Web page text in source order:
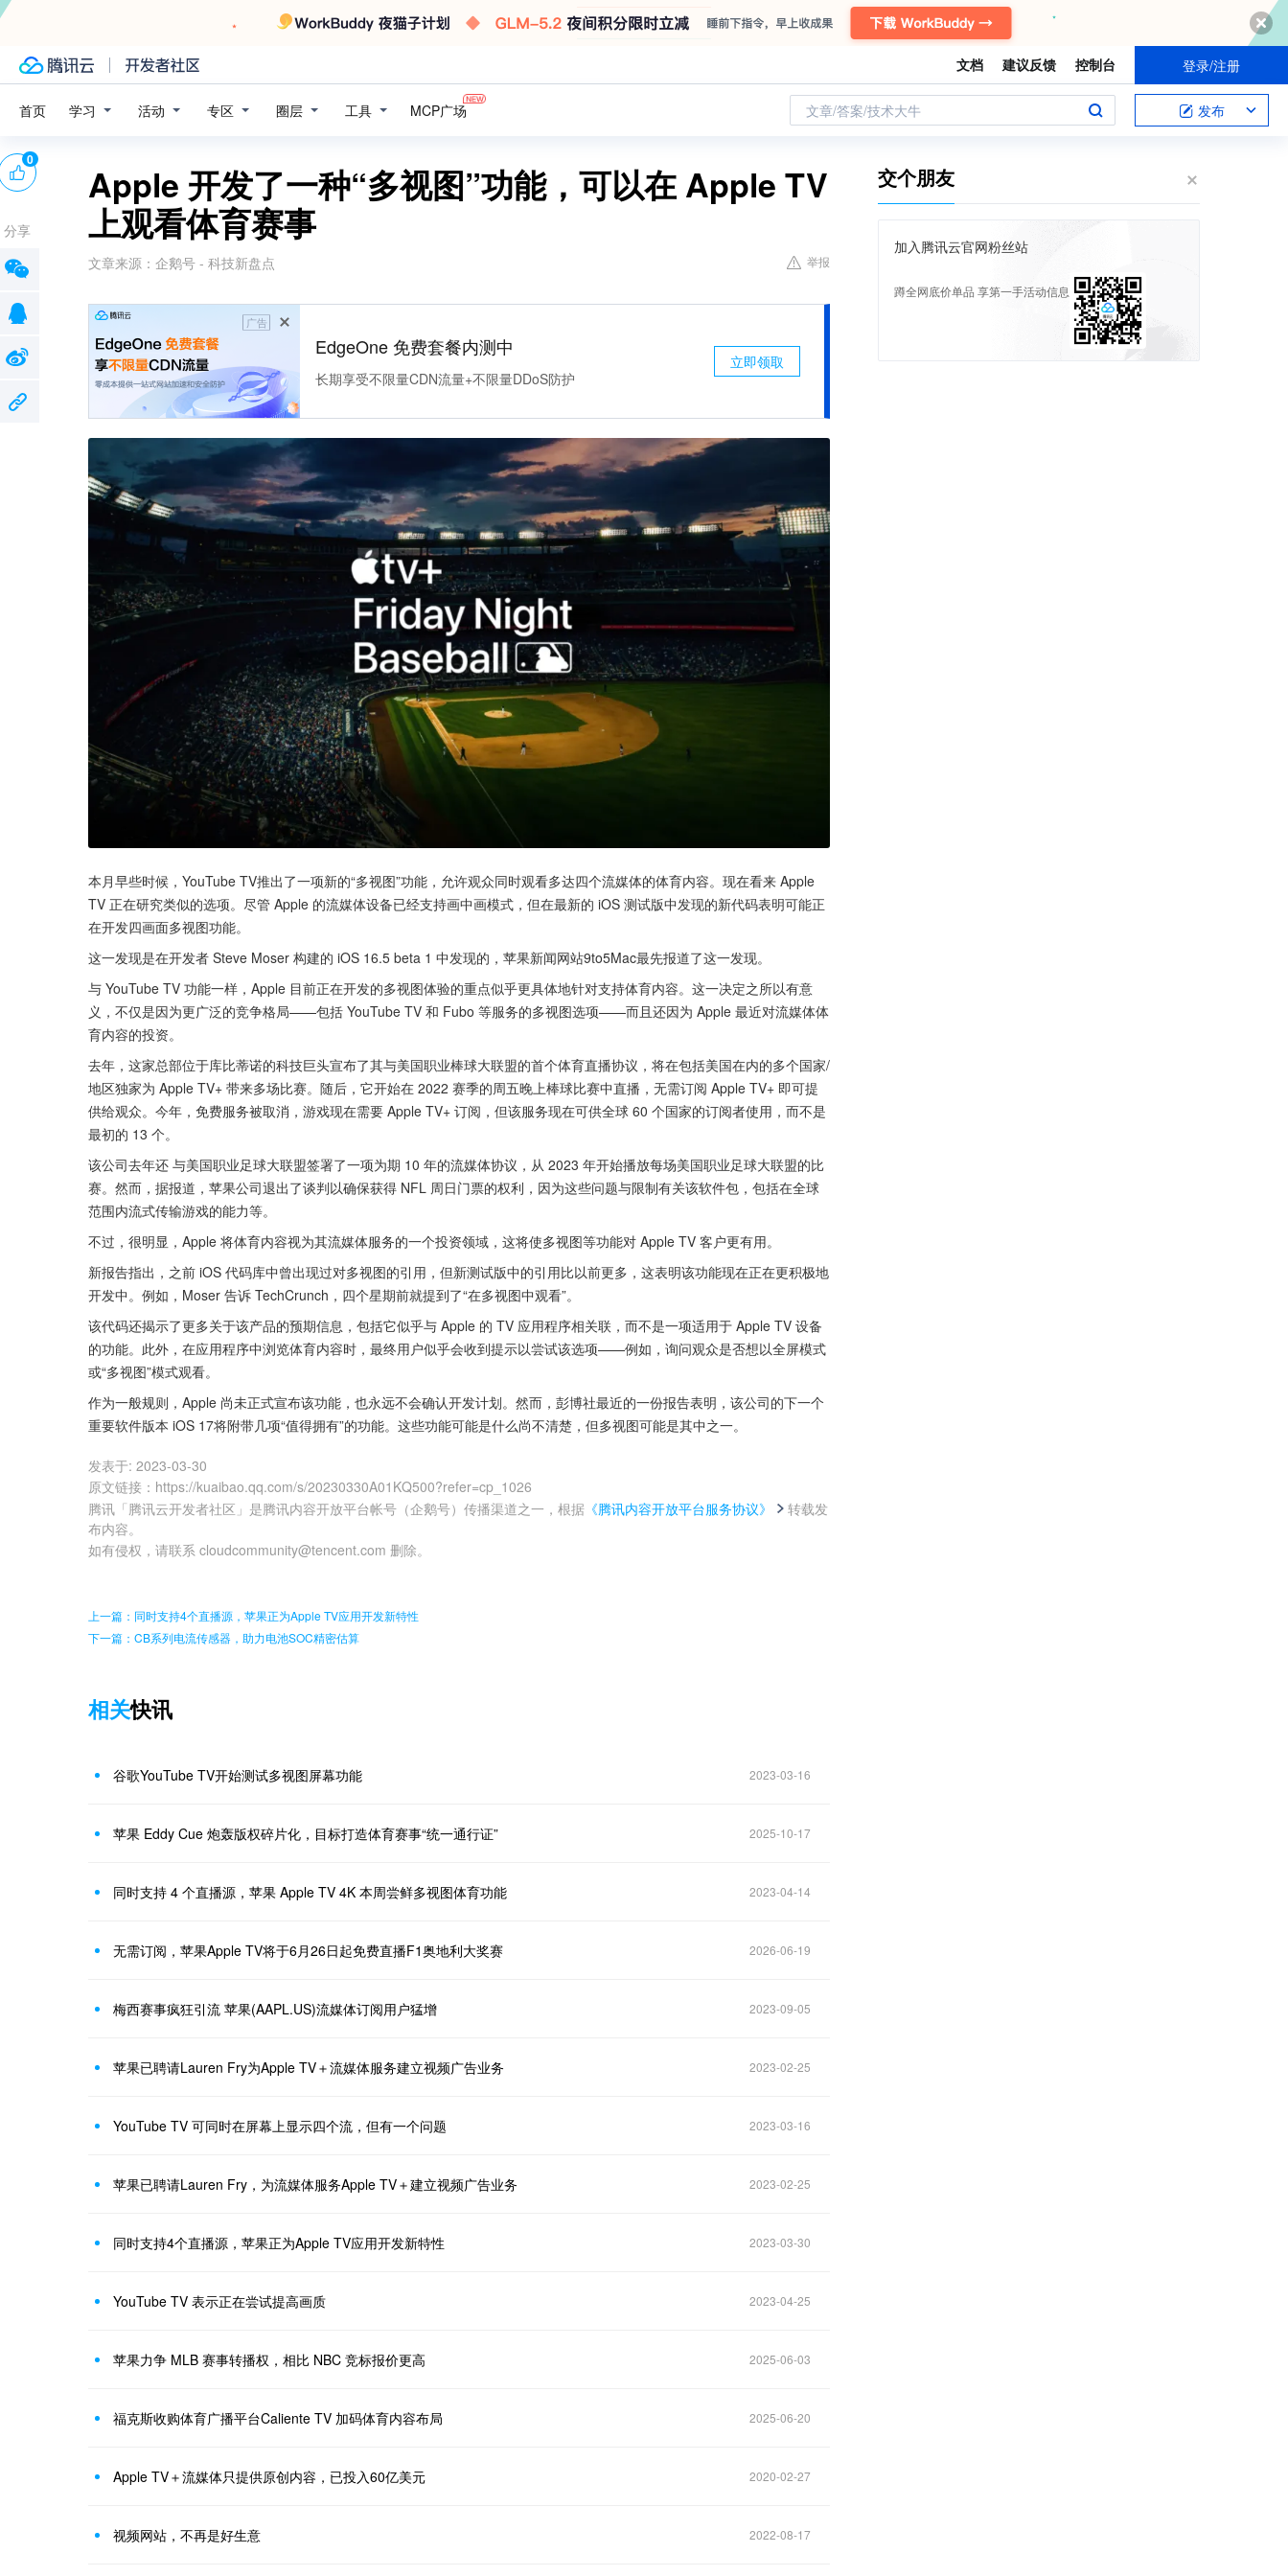
文档 建议反馈 控制台 登录/注册
首页 学习 活动 专区 圈层 工具 MCP广场 文章/答案/技术大牛 发布
Apple 开发了一种“多视图”功能，可以在 Apple TV
上观看体育赛事
文章来源： 企鹅号 - 科技新盘点 举报
广告
EdgeOne 免费套餐内测中
长期享受不限量CDN流量+不限量DDoS防护
立即领取
本月早些时候，YouTube TV推出了一项新的“多视图”功能，允许观众同时观看多达四个流媒体的体育内容。现在看来 Apple
TV 正在研究类似的选项。尽管 Apple 的流媒体设备已经支持画中画模式，但在最新的 iOS 测试版中发现的新代码表明可能正
在开发四画面多视图功能。
这一发现是在开发者 Steve Moser 构建的 iOS 16.5 beta 1 中发现的，苹果新闻网站9to5Mac最先报道了这一发现。
与 YouTube TV 功能一样，Apple 目前正在开发的多视图体验的重点似乎更具体地针对支持体育内容。这一决定之所以有意
义，不仅是因为更广泛的竞争格局——包括 YouTube TV 和 Fubo 等服务的多视图选项——而且还因为 Apple 最近对流媒体体
育内容的投资。
去年，这家总部位于库比蒂诺的科技巨头宣布了其与美国职业棒球大联盟的首个体育直播协议，将在包括美国在内的多个国家/
地区独家为 Apple TV+ 带来多场比赛。随后，它开始在 2022 赛季的周五晚上棒球比赛中直播，无需订阅 Apple TV+ 即可提
供给观众。今年，免费服务被取消，游戏现在需要 Apple TV+ 订阅，但该服务现在可供全球 60 个国家的订阅者使用，而不是
最初的 13 个。
该公司去年还 与美国职业足球大联盟签署了一项为期 10 年的流媒体协议，从 2023 年开始播放每场美国职业足球大联盟的比
赛。然而，据报道，苹果公司退出了谈判以确保获得 NFL 周日门票的权利，因为这些问题与限制有关该软件包，包括在全球
范围内流式传输游戏的能力等。
不过，很明显，Apple 将体育内容视为其流媒体服务的一个投资领域，这将使多视图等功能对 Apple TV 客户更有用。
新报告指出，之前 iOS 代码库中曾出现过对多视图的引用，但新测试版中的引用比以前更多，这表明该功能现在正在更积极地
开发中。例如，Moser 告诉 TechCrunch，四个星期前就提到了“在多视图中观看”。
该代码还揭示了更多关于该产品的预期信息，包括它似乎与 Apple 的 TV 应用程序相关联，而不是一项适用于 Apple TV 设备
的功能。此外，在应用程序中浏览体育内容时，最终用户似乎会收到提示以尝试该选项——例如，询问观众是否想以全屏模式
或“多视图”模式观看。
作为一般规则，Apple 尚未正式宣布该功能，也永远不会确认开发计划。然而，彭博社最近的一份报告表明，该公司的下一个
重要软件版本 iOS 17将附带几项“值得拥有”的功能。这些功能可能是什么尚不清楚，但多视图可能是其中之一。
发表于: 2023-03-30
原文链接 ： https://kuaibao.qq.com/s/20230330A01KQ500?refer=cp_1026
腾讯「腾讯云开发者社区」是腾讯内容开放平台帐号（企鹅号）传播渠道之一，根据 《腾讯内容开放平台服务协议》
转载发
布内容。
如有侵权，请联系 cloudcommunity@tencent.com 删除。
0
分享
上一篇：同时支持4个直播源，苹果正为Apple TV应用开发新特性
下一篇：CB系列电流传感器，助力电池SOC精密估算
相关快讯
谷歌YouTube TV开始测试多视图屏幕功能 2023-03-16
苹果 Eddy Cue 炮轰版权碎片化，目标打造体育赛事“统一通行证” 2025-10-17
同时支持 4 个直播源，苹果 Apple TV 4K 本周尝鲜多视图体育功能 2023-04-14
无需订阅，苹果Apple TV将于6月26日起免费直播F1奥地利大奖赛 2026-06-19
梅西赛事疯狂引流 苹果(AAPL.US)流媒体订阅用户猛增 2023-09-05
苹果已聘请Lauren Fry为Apple TV＋流媒体服务建立视频广告业务 2023-02-25
YouTube TV 可同时在屏幕上显示四个流，但有一个问题 2023-03-16
苹果已聘请Lauren Fry，为流媒体服务Apple TV＋建立视频广告业务 2023-02-25
同时支持4个直播源，苹果正为Apple TV应用开发新特性 2023-03-30
YouTube TV 表示正在尝试提高画质 2023-04-25
苹果力争 MLB 赛事转播权，相比 NBC 竞标报价更高 2025-06-03
福克斯收购体育广播平台Caliente TV 加码体育内容布局 2025-06-20
Apple TV＋流媒体只提供原创内容，已投入60亿美元 2020-02-27
视频网站，不再是好生意 2022-08-17
交个朋友
加入腾讯云官网粉丝站
蹲全网底价单品 享第一手活动信息